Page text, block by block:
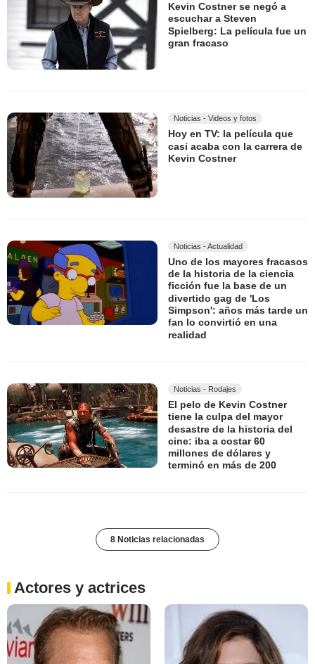
Kevin Costner se negó a
escuchar a Steven
Spielberg: La película fue un
gran fracaso
Noticias - Videos y fotos
Hoy en TV: la película que
casi acaba con la carrera de
Kevin Costner
Noticias - Actualidad
Uno de los mayores fracasos
de la historia de la ciencia
ficción fue la base de un
divertido gag de 'Los
Simpson': años más tarde un
fan lo convirtió en una
realidad
Noticias - Rodajes
El pelo de Kevin Costner
tiene la culpa del mayor
desastre de la historia del
cine: iba a costar 60
millones de dólares y
terminó en más de 200
8 Noticias relacionadas
Actores y actrices